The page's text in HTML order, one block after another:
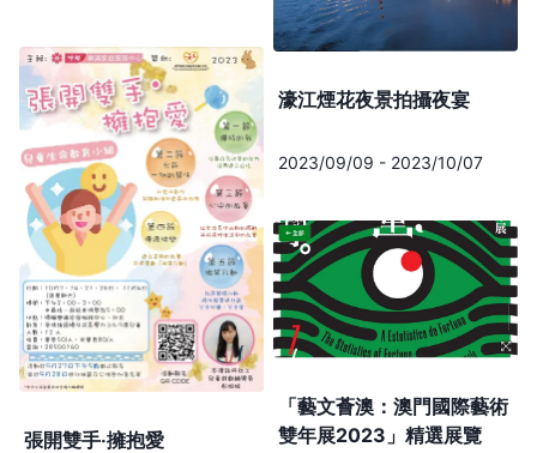
張開雙手‧擁抱愛
濠江煙花夜景拍攝夜宴
2023/09/09 - 2023/10/07
「藝文薈澳：澳門國際藝術
雙年展2023」精選展覽